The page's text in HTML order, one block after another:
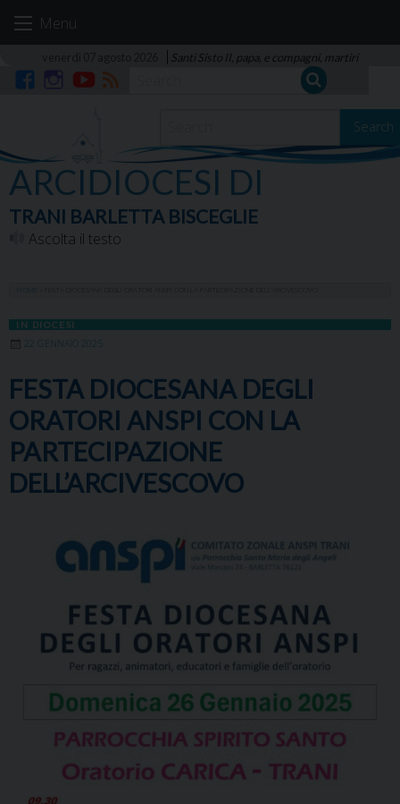
Menu
Santi Sisto II, papa, e compagni, martiri
Search
ARCIDIOCESI DI
TRANI BARLETTA BISCEGLIE
Ascolta il testo
IN DIOCESI
22 GENNAIO 2025
FESTA DIOCESANA DEGLI
ORATORI ANSPI CON LA
PARTECIPAZIONE
DELL’ARCIVESCOVO